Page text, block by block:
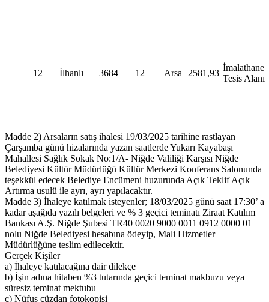
12 İlhanlı 3684 12 Arsa 2581,93
İmalathane
Tesis Alanı
Madde 2) Arsaların satış ihalesi 19/03/2025 tarihine rastlayan
Çarşamba günü hizalarında yazan saatlerde Yukarı Kayabaşı
Mahallesi Sağlık Sokak No:1/A- Niğde Valiliği Karşısı Niğde
Belediyesi Kültür Müdürlüğü Kültür Merkezi Konferans Salonunda
teşekkül edecek Belediye Encümeni huzurunda Açık Teklif Açık
Artırma usulü ile ayrı, ayrı yapılacaktır.
Madde 3) İhaleye katılmak isteyenler; 18/03/2025 günü saat 17:30’ a
kadar aşağıda yazılı belgeleri ve % 3 geçici teminatı Ziraat Katılım
Bankası A.Ş. Niğde Şubesi TR40 0020 9000 0011 0912 0000 01
nolu Niğde Belediyesi hesabına ödeyip, Mali Hizmetler
Müdürlüğüne teslim edilecektir.
Gerçek Kişiler
a) İhaleye katılacağına dair dilekçe
b) İşin adına hitaben %3 tutarında geçici teminat makbuzu veya
süresiz teminat mektubu
c) Nüfus cüzdan fotokopisi